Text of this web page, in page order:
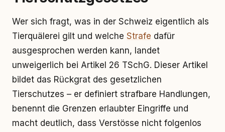
Wer sich fragt, was in der Schweiz eigentlich als
Tierquälerei gilt und welche Strafe dafür
ausgesprochen werden kann, landet
unweigerlich bei Artikel 26 TSchG. Dieser Artikel
bildet das Rückgrat des gesetzlichen
Tierschutzes – er definiert strafbare Handlungen,
benennt die Grenzen erlaubter Eingriffe und
macht deutlich, dass Verstösse nicht folgenlos